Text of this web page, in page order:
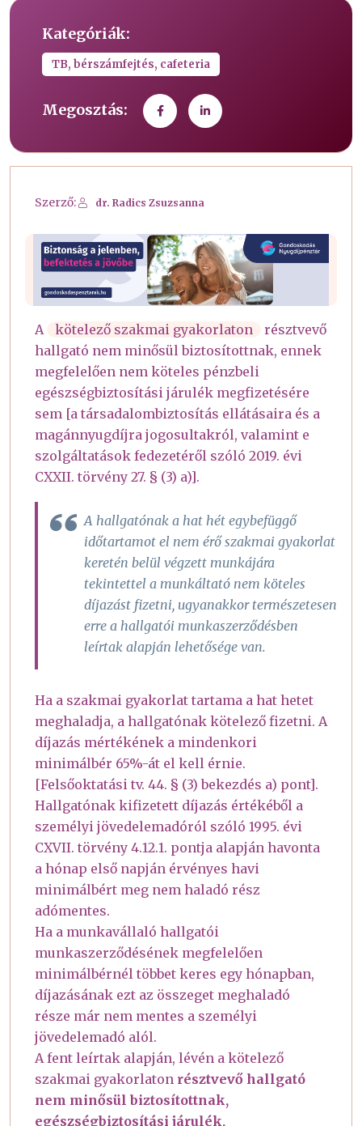
Kategóriák:
TB, bérszámfejtés, cafeteria
Megosztás:
Szerző: dr. Radics Zsuzsanna
A kötelező szakmai gyakorlaton
résztvevő
hallgató nem minősül biztosítottnak, ennek
megfelelően nem köteles pénzbeli
egészségbiztosítási járulék megfizetésére
sem [a társadalombiztosítás ellátásaira és a
magánnyugdíjra jogosultakról, valamint e
szolgáltatások fedezetéről szóló 2019. évi
CXXII. törvény 27. § (3) a)].
A hallgatónak a hat hét egybefüggő
időtartamot el nem érő szakmai gyakorlat
keretén belül végzett munkájára
tekintettel a munkáltató nem köteles
díjazást fizetni, ugyanakkor természetesen
erre a hallgatói munkaszerződésben
leírtak alapján lehetősége van.
Ha a szakmai gyakorlat tartama a hat hetet
meghaladja, a hallgatónak kötelező fizetni. A
díjazás mértékének a mindenkori
minimálbér 65%-át el kell érnie.
[Felsőoktatási tv. 44. § (3) bekezdés a) pont].
Hallgatónak kifizetett díjazás értékéből a
személyi jövedelemadóról szóló 1995. évi
CXVII. törvény 4.12.1. pontja alapján havonta
a hónap első napján érvényes havi
minimálbért meg nem haladó rész
adómentes.
Ha a munkavállaló hallgatói
munkaszerződésének megfelelően
minimálbérnél többet keres egy hónapban,
díjazásának ezt az összeget meghaladó
része már nem mentes a személyi
jövedelemadó alól.
A fent leírtak alapján, lévén a kötelező
szakmai gyakorlaton résztvevő hallgató
nem minősül biztosítottnak,
egészségbiztosítási járulék,